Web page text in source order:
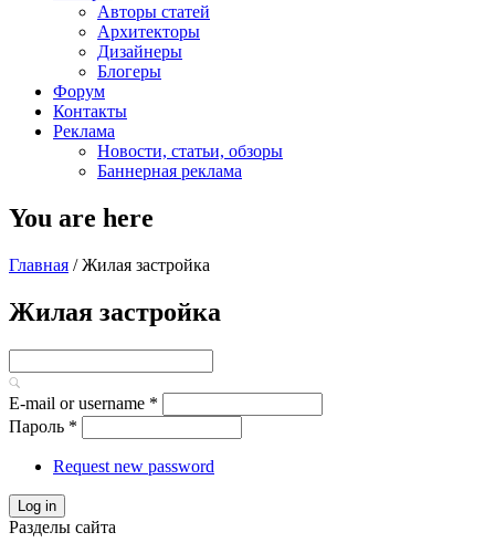
Авторы статей
Архитекторы
Дизайнеры
Блогеры
Форум
Контакты
Реклама
Новости, статьи, обзоры
Баннерная реклама
You are here
Главная / Жилая застройка
Жилая застройка
E-mail or username *
Пароль *
Request new password
Log in
Разделы сайта